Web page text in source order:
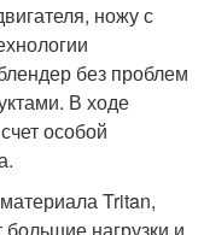
ножу с
без проблем
В ходе
особой
Tritan,